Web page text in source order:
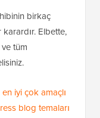
birkaç
Elbette,
tüm
en iyi çok amaçlı
blog temaları